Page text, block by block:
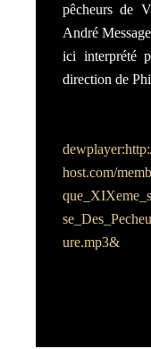
pêcheurs de
André
ici interprété
direction de
host.com/
ure.mp3&